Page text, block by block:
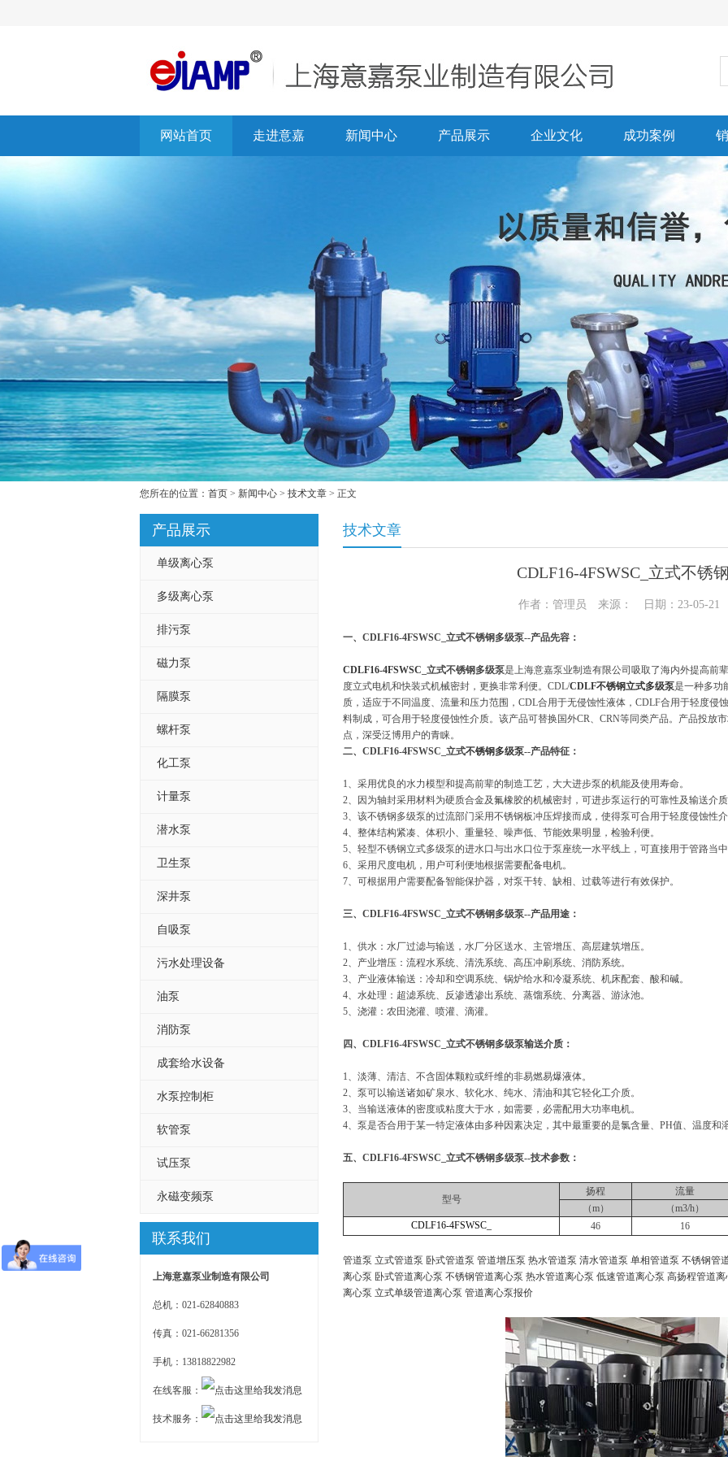
网站首页 走进意嘉 新闻中心 产品展示 企业文化 成功案例
您所在的位置： 首页 > 新闻中心 > 技术文章 > 正文
产品展示
单级离心泵
多级离心泵
排污泵
磁力泵
隔膜泵
螺杆泵
化工泵
计量泵
潜水泵
卫生泵
深井泵
自吸泵
污水处理设备
油泵
消防泵
成套给水设备
水泵控制柜
软管泵
试压泵
永磁变频泵
联系我们
上海意嘉泵业制造有限公司
总机：021-62840883
传真：021-66281356
手机：13818822982
在线客服：
技术服务：
技术文章
CDLF16-4FSWSC_立式不锈
作者：管理员 来源： 日期：23-05-21
一、CDLF16-4FSWSC_立式不锈钢多级泵--产品先容：
CDLF16-4FSWSC _立式不锈钢多级泵是上海意嘉泵业制造有限公司吸取了海内外提高前
度立式电机和快装式机械密封，更换非常利便。CDL/CDLF不锈钢立式多级泵是一种多功
质，适应于不同温度、流量和压力范围，CDL合用于无侵蚀性液体，CDLF合用于轻度侵
料制成，可合用于轻度侵蚀性介质。该产品可替换国外CR、CRN等同类产品。产品投放
点，深受泛博用户的青睐。
二、CDLF16-4FSWSC_立式不锈钢多级泵--产品特征：
1、采用优良的水力模型和提高前辈的制造工艺，大大进步泵的机能及使用寿命。
2、因为轴封采用材料为硬质合金及氟橡胶的机械密封，可进步泵运行的可靠性及输送介质
3、该不锈钢多级泵的过流部门采用不锈钢板冲压焊接而成，使得泵可合用于轻度侵蚀性介
4、整体结构紧凑、体积小、重量轻、噪声低、节能效果明显，检验利便。
5、轻型不锈钢立式多级泵的进水口与出水口位于泵座统一水平线上，可直接用于管路当中
6、采用尺度电机，用户可利便地根据需要配备电机。
7、可根据用户需要配备智能保护器，对泵干转、缺相、过载等进行有效保护。
三、CDLF16-4FSWSC_立式不锈钢多级泵--产品用途：
1、供水：水厂过滤与输送，水厂分区送水、主管增压、高层建筑增压。
2、产业增压：流程水系统、清洗系统、高压冲刷系统、消防系统。
3、产业液体输送：冷却和空调系统、锅炉给水和冷凝系统、机床配套、酸和碱。
4、水处理：超滤系统、反渗透渗出系统、蒸馏系统、分离器、游泳池。
5、浇灌：农田浇灌、喷灌、滴灌。
四、CDLF16-4FSWSC_立式不锈钢多级泵输送介质：
1、淡薄、清洁、不含固体颗粒或纤维的非易燃易爆液体。
2、泵可以输送诸如矿泉水、软化水、纯水、清油和其它轻化工介质。
3、当输送液体的密度或粘度大于水，如需要，必需配用大功率电机。
4、泵是否合用于某一特定液体由多种因素决定，其中最重要的是氯含量、PH值、温度和
五、CDLF16-4FSWSC_立式不锈钢多级泵--技术参数：
型号
扬程 流量
（m）
（m3/h）
CDLF16-4FSWSC_
46 16
管道泵 立式管道泵 卧式管道泵 管道增压泵 热水管道泵 清水管道泵 单相管道泵 不锈钢管
离心泵 卧式管道离心泵 不锈钢管道离心泵 热水管道离心泵 低速管道离心泵 高扬程管道离
离心泵 立式单级管道离心泵 管道离心泵报价